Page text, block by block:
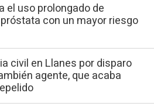
el uso prolongado de
con un mayor riesgo
civil en Llanes por disparo
agente, que acaba